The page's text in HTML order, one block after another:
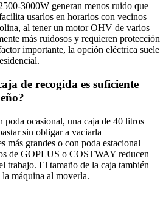
3000W generan menos ruido que
usarlos en horarios con vecinos
al tener un motor OHV de varios
más ruidosos y requieren protección
importante, la opción eléctrica suele
de recogida es suficiente
poda ocasional, una caja de 40 litros
sin obligar a vaciarla
más grandes o con poda estacional
de GOPLUS o COSTWAY reducen
trabajo. El tamaño de la caja también
máquina al moverla.